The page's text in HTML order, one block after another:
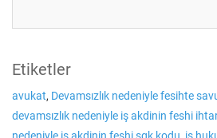
Etiketler
avukat, Devamsızlık nedeniyle fesihte
devamsızlık nedeniyle iş akdinin feshi
nedeniyle iş akdinin feshi sgk kodu iş